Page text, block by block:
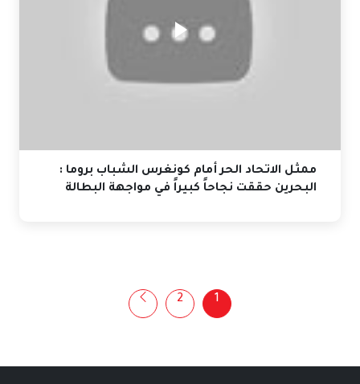
ممثل الاتحاد الحر أمام كونغرس الشباب بروما :
البحرين حققت نجاحاً كبيراً في مواجهة البطالة
1
2